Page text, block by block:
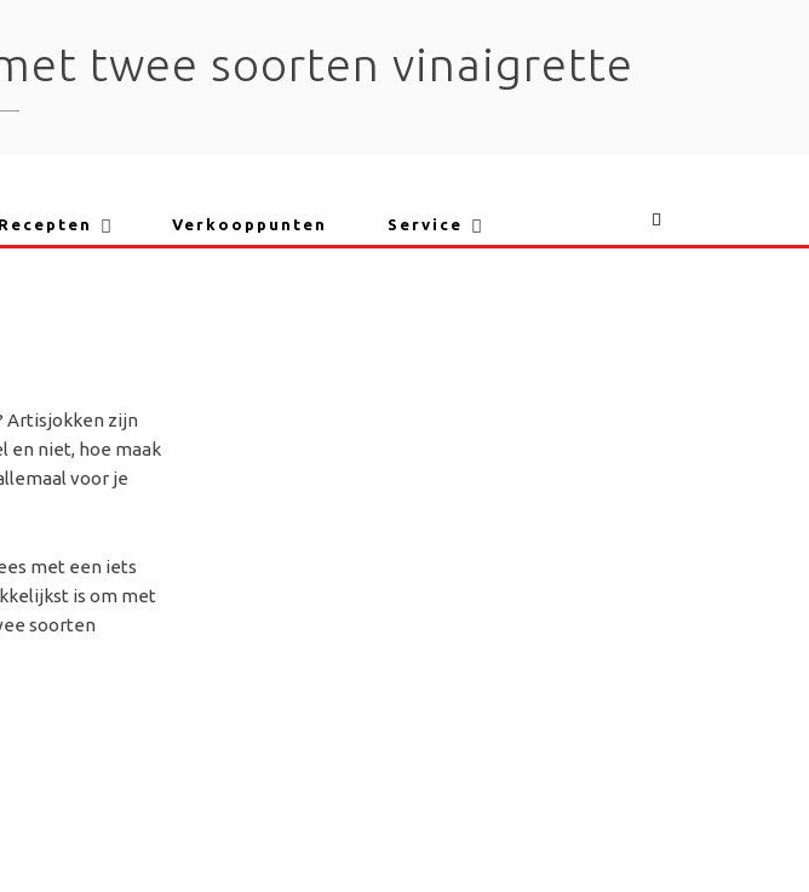
Recepten Verkooppunten Service
twee soorten vinaigrette
Artisjokken zijn
en niet, hoe maak
voor je
met een iets
is om met
soorten